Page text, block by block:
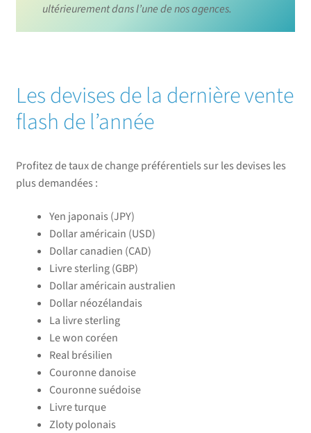
ultérieurement dans l’une de nos agences.
Les devises de la dernière vente
flash de l’année
Profitez de taux de change préférentiels sur les devises les
plus demandées :
Yen japonais (JPY)
Dollar américain (USD)
Dollar canadien (CAD)
Livre sterling (GBP)
Dollar américain australien
Dollar néozélandais
La livre sterling
Le won coréen
Real brésilien
Couronne danoise
Couronne suédoise
Livre turque
Zloty polonais